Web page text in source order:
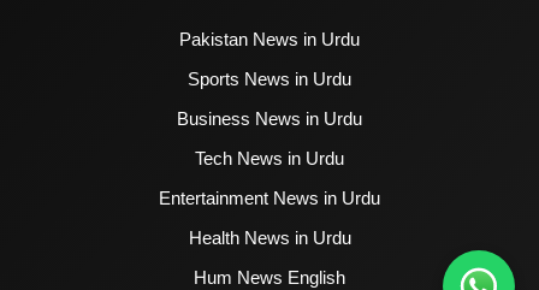
Pakistan News in Urdu
Sports News in Urdu
Business News in Urdu
Tech News in Urdu
Entertainment News in Urdu
Health News in Urdu
Hum News English